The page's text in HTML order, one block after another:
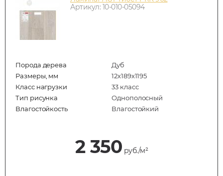
Артикул: 10-010-05094
Порода дерева
Дуб
Размеры, мм
12х189х1195
Класс нагрузки
33 класс
Тип рисунка
Однополосный
Влагостойкость
Влагостойкий
2 350 руб./м²